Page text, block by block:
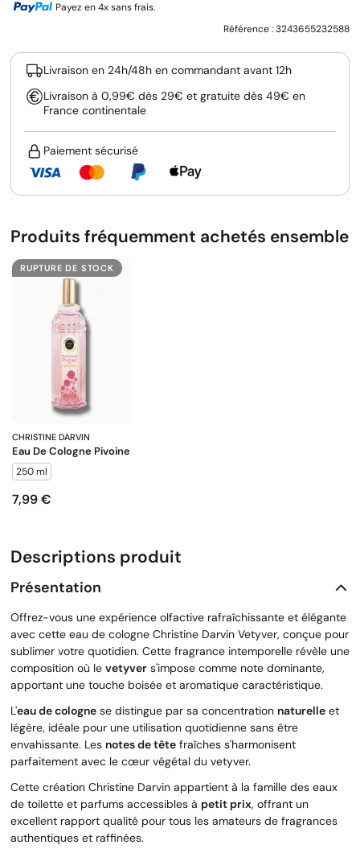
Payez en 4x sans frais.
Référence :3243655232588
Livraison en 24h/48h en commandant avant 12h
Livraison à 0,99€ dès 29€ et gratuite dès 49€ en
France continentale
Paiement sécurisé
Produits fréquemment achetés ensemble
RUPTURE DE STOCK
CHRISTINE DARVIN
Eau De Cologne Pivoine
250 ml
Prix
7,99 €
Descriptions produit
Présentation
Offrez-vous une expérience olfactive rafraîchissante et élégante
avec cette eau de cologne Christine Darvin Vetyver, conçue pour
sublimer votre quotidien. Cette fragrance intemporelle révèle une
composition où le vetyver s'impose comme note dominante,
apportant une touche boisée et aromatique caractéristique.
L'eau de cologne se distingue par sa concentration naturelle et
légère, idéale pour une utilisation quotidienne sans être
envahissante. Les notes de tête fraîches s'harmonisent
parfaitement avec le cœur végétal du vetyver.
Cette création Christine Darvin appartient à la famille des eaux
de toilette et parfums accessibles à petit prix, offrant un
excellent rapport qualité pour tous les amateurs de fragrances
authentiques et raffinées.